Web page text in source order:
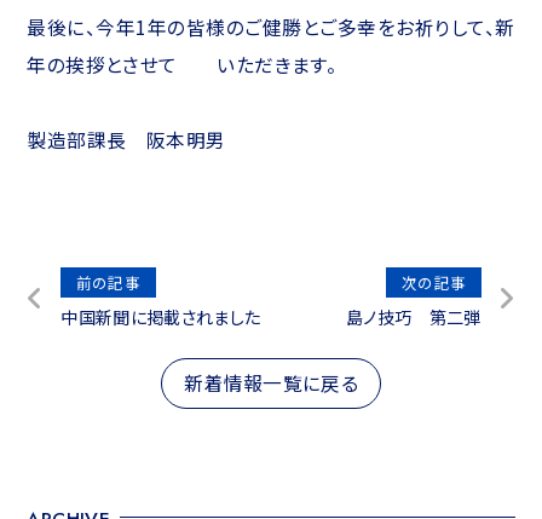
最後に、今年1年の皆様のご健勝とご多幸をお祈りして、新
年の挨拶とさせて いただきます。
製造部課長 阪本明男
投
シ
前の記事
中国新聞に掲載されました
次の記事
島ノ技巧 第二弾
新着情報一覧に戻る